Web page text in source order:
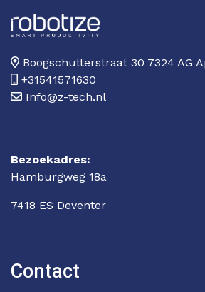
Boogschutterstraat 30 7324 AG
+31541571630
Info@z-tech.nl
Bezoekadres:
Hamburgweg 18a
7418 ES Deventer
Contact